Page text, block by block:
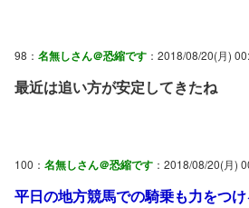
98： 名無しさん＠恐縮です ：2018/08/20(月)
最近は追い方が安定してきたね
100： 名無しさん＠恐縮です ：2018/08/20(月)
平日の地方競馬での騎乗も力をつ